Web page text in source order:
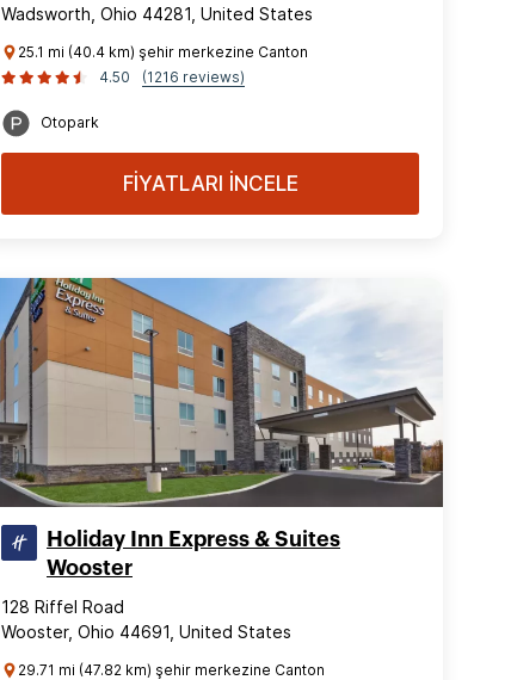
Wadsworth, Ohio 44281, United States
25.1 mi (40.4 km) şehir merkezine Canton
4.50
(1216 reviews)
Otopark
FİYATLARI İNCELE
Holiday Inn Express & Suites
Wooster
128 Riffel Road
Wooster, Ohio 44691, United States
29.71 mi (47.82 km) şehir merkezine Canton